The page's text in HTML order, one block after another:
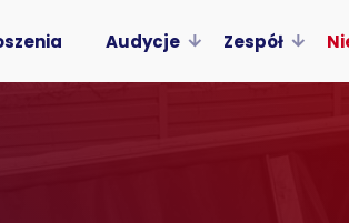
Audycje Zespół